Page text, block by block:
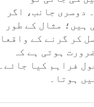
دوسری جانب، اگر
ہیں؛ مثال کے طور
کر گرنے کے
ہوتی ہے کہ
فراہم کیا
ہوتا۔